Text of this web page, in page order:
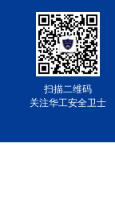
扫描二维码
关注华工安全卫士